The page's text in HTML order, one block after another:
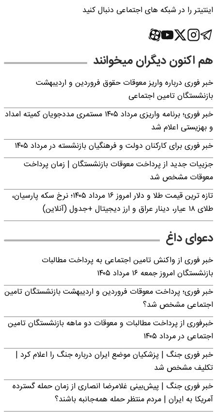
اینتیتر را در شبکه های اجتماعی دنبال کنید
هم اکنون دیگران میخوانند
خبر فوری درباره واریز معوقات حقوق فروردین و اردیبهشت
بازنشستگان تامین اجتماعی
خبر فوری؛ برنامه واریزی مرداد ۱۴۰۵ مستمری مددجویان کمیته امداد
و بهزیستی اعلام شد
خبر فوری برای کارکنان دولت و فرهنگیان بازنشسته در مرداد ۱۴۰۵
جزییات جدید از پرداخت معوقات بازنشستگان | زمان پرداخت
معوقات مشخص شد
تازه ترین قیمت طلا و دلار امروز ۱۶ مرداد ۱۴۰۵؛ نرخ سکه پارسیان،
طلای ۱۸ عیار، دینار عراق و ارز دیجیتال +جدول (آنلاین)
دعوای داغ
خبر فوری از واکنش تامین اجتماعی به پرداخت مطالبات
بازنشستگان امروز جمعه ۱۶ مرداد ۱۴۰۵
خبر فوری؛ پرداخت معوقات فروردین و اردیبهشت بازنشستگان تامین
اجتماعی مشخص شد؟
خبرفوری از پرداخت مطالبات و معوقات دو ماهه بازنشستگان تامین
اجتماعی در مرداد ۱۴۰۵
خبر فوری جنگ | پزشکیان موضع ایران درباره جنگ را اعلام کرد |
تکلیف مشخص شد
خبر فوری جنگ | پیش‌بینی غلامرضا انصاری از زمان حمله گسترده
آمریکا به ایران | مردم منتظر حمله همه‌جانبه باشند؟